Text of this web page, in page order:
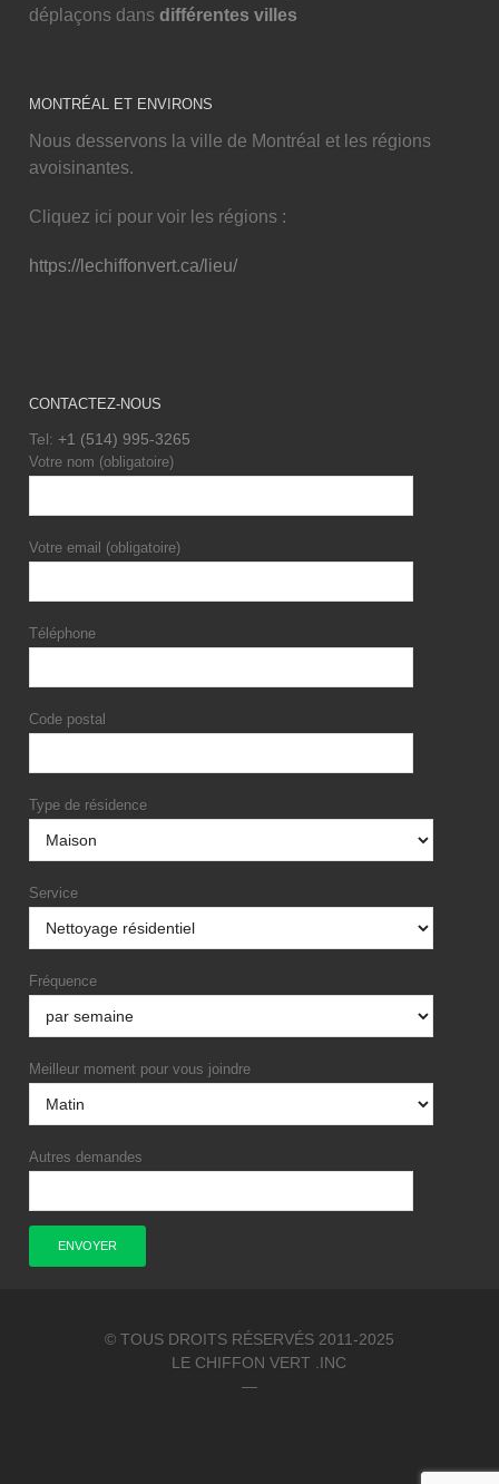
déplaçons dansdifférentes villes
MONTRÉAL ET ENVIRONS
Nous desservons la ville de Montréal et les régions
avoisinantes.
Cliquez ici pour voir les régions :
https://lechiffonvert.ca/lieu/
CONTACTEZ-NOUS
Tel:+1 (514) 995-3265
Votre nom (obligatoire)
Votre email (obligatoire)
Téléphone
Code postal
Type de résidence
Service
Fréquence
Meilleur moment pour vous joindre
Autres demandes
© TOUS DROITS RÉSERVÉS 2011-2025
LE CHIFFON VERT .INC
—